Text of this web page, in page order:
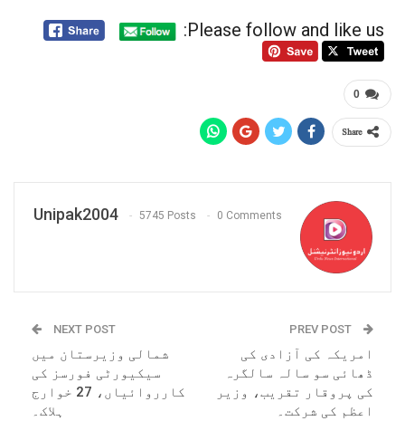
Please follow and like us:
0
Share
Unipak2004 5745 Posts 0 Comments
امریکہ کی آزادی کی
ڈھائی سو سالہ سالگرہ
کی پروقار تقریب، وزیر
اعظم کی شرکت۔
NEXT POST
شمالی وزیرستان میں
سیکیورٹی فورسز کی
کارروائیاں، 27 خوارج
ہلاک۔